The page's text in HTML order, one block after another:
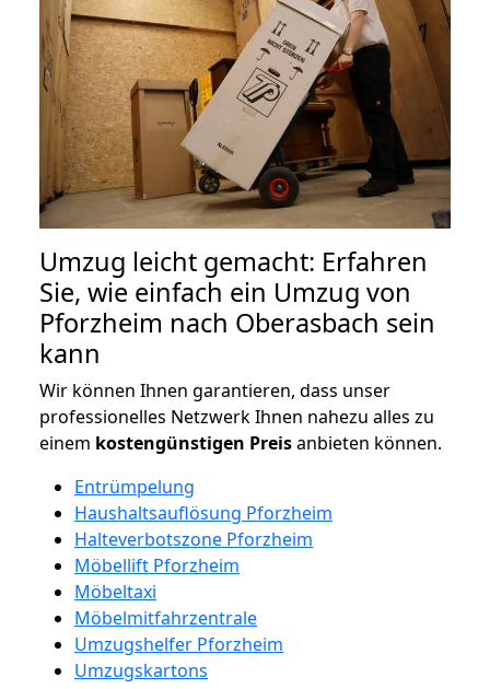
Umzug leicht gemacht: Erfahren
Sie, wie einfach ein Umzug von
Pforzheim nach Oberasbach sein
kann
Wir können Ihnen garantieren, dass unser
professionelles Netzwerk Ihnen nahezu alles zu
einem kostengünstigen Preisanbieten können.
Entrümpelung
Haushaltsauflösung Pforzheim
Halteverbotszone Pforzheim
Möbellift Pforzheim
Möbeltaxi
Möbelmitfahrzentrale
Umzugshelfer Pforzheim
Umzugskartons